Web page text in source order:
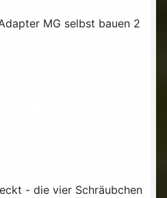
- die vier Schräubchen